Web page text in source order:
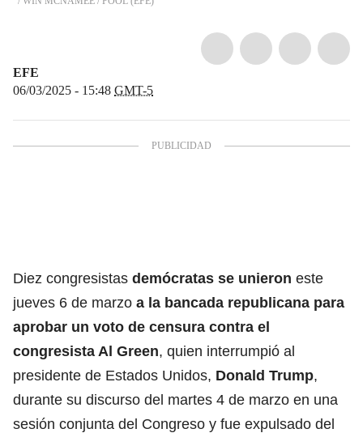
EFE
06/03/2025 - 15:48 GMT-5
Diez congresistas demócratas se unieron este
jueves 6 de marzo a la bancada republicana para
aprobar un voto de censura contra el
congresista Al Green, quien interrumpió al
presidente de Estados Unidos, Donald Trump,
durante su discurso del martes 4 de marzo en una
sesión conjunta del Congreso y fue expulsado del